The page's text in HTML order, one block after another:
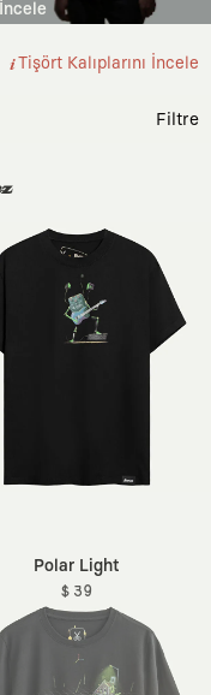
Tişört Kalıplarını İncele
Filtre
Polar Light
$ 39